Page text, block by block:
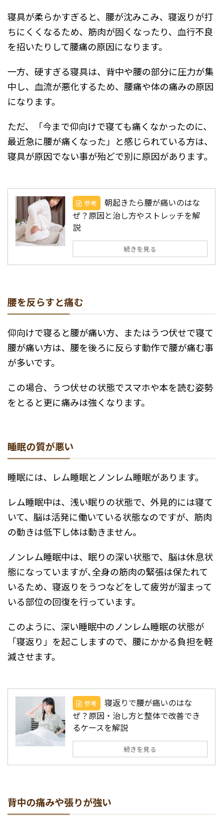
寝具が柔らかすぎると、腰が沈みこみ、寝返りが打
ちにくくなるため、筋肉が固くなったり、血行不良
を招いたりして腰痛の原因になります。
一方、硬すぎる寝具は、背中や腰の部分に圧力が集
中し、血流が悪化するため、腰痛や体の痛みの原因
になります。
ただ、「今まで仰向けで寝ても痛くなかったのに、
最近急に腰が痛くなった」と感じられている方は、
寝具が原因でない事が殆どで別に原因があります。
参考
朝起きたら腰が痛いのはな
ぜ？原因と治し方やストレッチを解
説
続きを見る
腰を反らすと痛む
仰向けで寝ると腰が痛い方、またはうつ伏せで寝て
腰が痛い方は、腰を後ろに反らす動作で腰が痛む事
が多いです。
この場合、うつ伏せの状態でスマホや本を読む姿勢
をとると更に痛みは強くなります。
睡眠の質が悪い
睡眠には、レム睡眠とノンレム睡眠があります。
レム睡眠中は、浅い眠りの状態で、外見的には寝て
いて、脳は活発に働いている状態なのですが、筋肉
の動きは低下し体は動きません｡
ノンレム睡眠中は、眠りの深い状態で、脳は休息状
態になっていますが､全身の筋肉の緊張は保たれて
いるため、寝返りをうつなどをして疲労が溜まって
いる部位の回復を行っています。
このように、深い睡眠中のノンレム睡眠の状態が
「寝返り」を起こしますので、腰にかかる負担を軽
減させます。
参考
寝返りで腰が痛いのはな
ぜ？原因・治し方と整体で改善でき
るケースを解説
続きを見る
背中の痛みや張りが強い